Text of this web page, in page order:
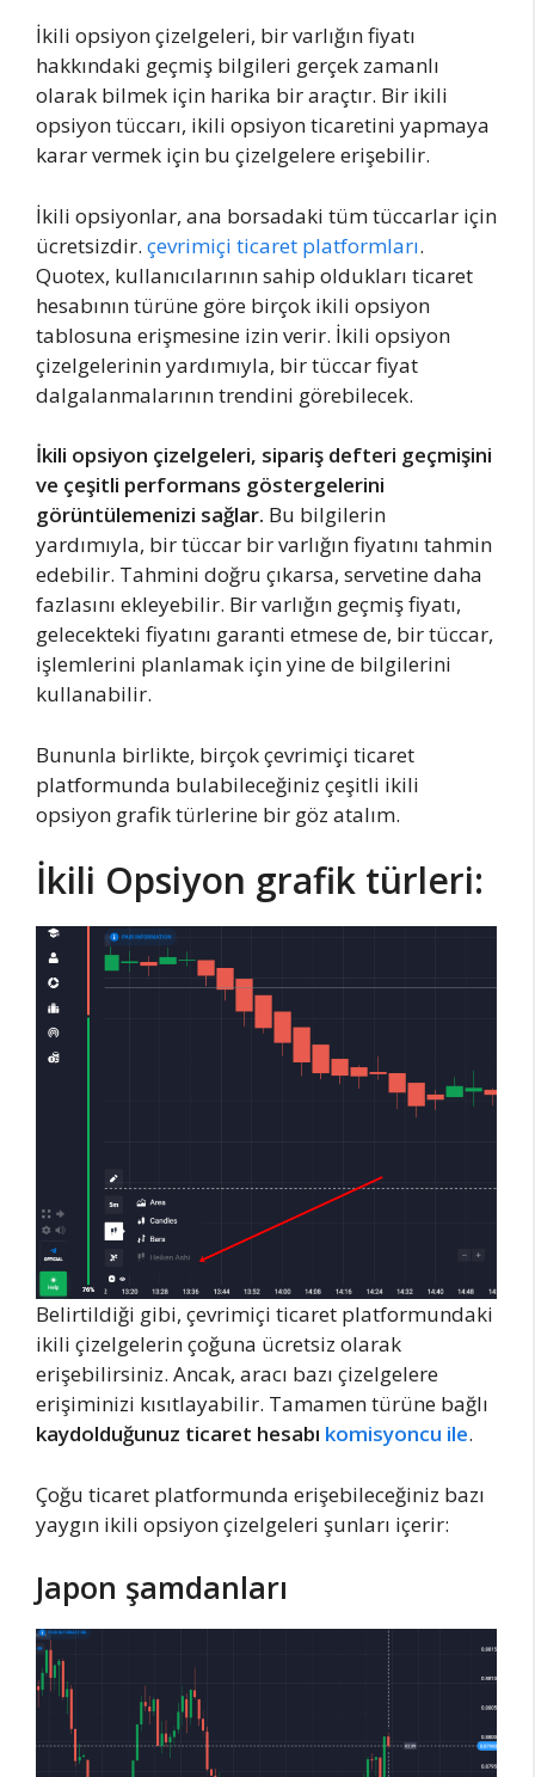
İkili opsiyon çizelgeleri, bir varlığın fiyatı
hakkındaki geçmiş bilgileri gerçek zamanlı
olarak bilmek için harika bir araçtır. Bir ikili
opsiyon tüccarı, ikili opsiyon ticaretini yapmaya
karar vermek için bu çizelgelere erişebilir.
İkili opsiyonlar, ana borsadaki tüm tüccarlar için
ücretsizdir. çevrimiçi ticaret platformları.
Quotex, kullanıcılarının sahip oldukları ticaret
hesabının türüne göre birçok ikili opsiyon
tablosuna erişmesine izin verir. İkili opsiyon
çizelgelerinin yardımıyla, bir tüccar fiyat
dalgalanmalarının trendini görebilecek.
İkili opsiyon çizelgeleri, sipariş defteri geçmişini
ve çeşitli performans göstergelerini
görüntülemenizi sağlar. Bu bilgilerin
yardımıyla, bir tüccar bir varlığın fiyatını tahmin
edebilir. Tahmini doğru çıkarsa, servetine daha
fazlasını ekleyebilir. Bir varlığın geçmiş fiyatı,
gelecekteki fiyatını garanti etmese de, bir tüccar,
işlemlerini planlamak için yine de bilgilerini
kullanabilir.
Bununla birlikte, birçok çevrimiçi ticaret
platformunda bulabileceğiniz çeşitli ikili
opsiyon grafik türlerine bir göz atalım.
İkili Opsiyon grafik türleri:
Belirtildiği gibi, çevrimiçi ticaret platformundaki
ikili çizelgelerin çoğuna ücretsiz olarak
erişebilirsiniz. Ancak, aracı bazı çizelgelere
erişiminizi kısıtlayabilir. Tamamen türüne bağlı
kaydolduğunuz ticaret hesabı komisyoncu ile.
Çoğu ticaret platformunda erişebileceğiniz bazı
yaygın ikili opsiyon çizelgeleri şunları içerir:
Japon şamdanları